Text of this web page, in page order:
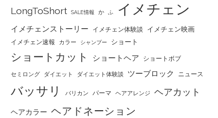
LongToShort SALE情報 か ふ イメチェン
イメチェンストーリー イメチェン体験談 イメチェン映画
イメチェン速報 カラー シャンプー ショート
ショートカット ショートヘア ショートボブ
セミロング ダイエット ダイエット体験談 ツーブロック ニュース
バッサリ バリカン パーマ ヘアアレンジ ヘアカット
ヘアカラー ヘアドネーション